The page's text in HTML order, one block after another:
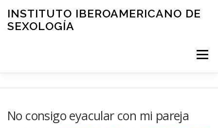
contenido
INSTITUTO IBEROAMERICANO DE
SEXOLOGÍA
Menú
No consigo eyacular con mi pareja